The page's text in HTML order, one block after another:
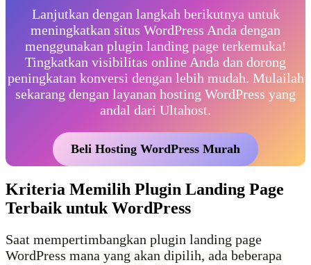
Lanjutkan dengan langkah berikutnya untuk
meningkatkan situs WordPress Anda dengan
menggunakan plugin landing page terkemuka!
Tingkatkan visibilitas online Anda dan dorong
peningkatan konversi dengan lebih mudah. Mulailah
sekarang dengan layanan hosting WordPress yang
andal dari Ultahost.
Beli Hosting WordPress Murah
Kriteria Memilih Plugin Landing Page
Terbaik untuk WordPress
Saat mempertimbangkan plugin landing page
WordPress mana yang akan dipilih, ada beberapa